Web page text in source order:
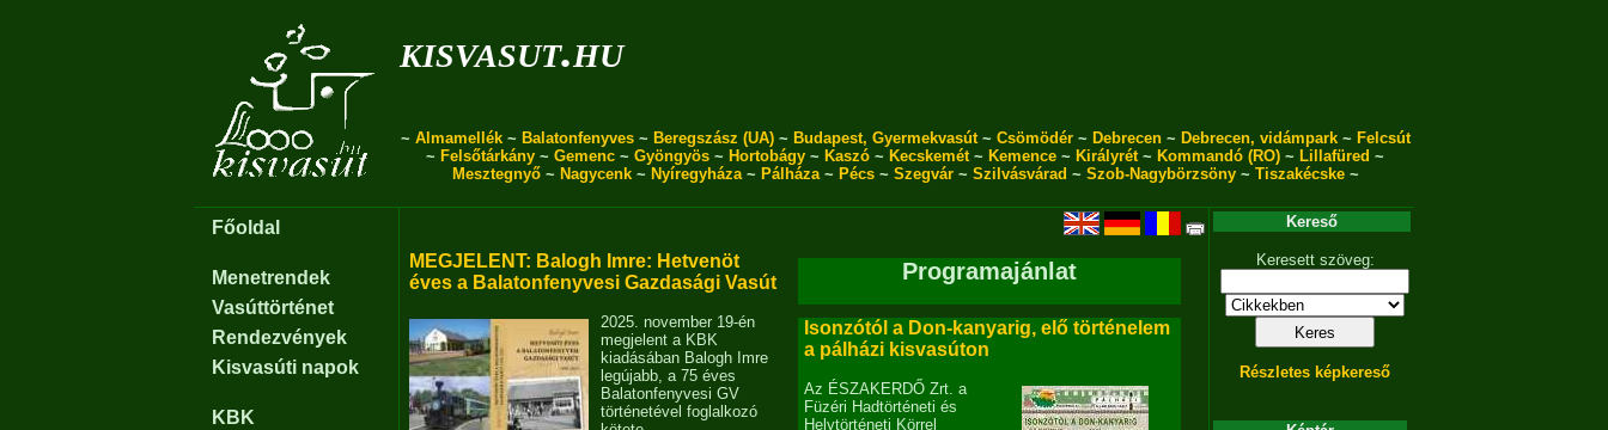
kisvasut.hu
~ Almamellék~ Balatonfenyves~ Beregszász (UA)~ Budapest, Gyermekvasút~ Csömödér~ Debrecen~ Debrecen, vidámpark~ Felcsút
~ Felsőtárkány ~ Gemenc ~ Gyöngyös ~ Hortobágy ~ Kaszó ~ Kecskemét~ Kemence ~ Királyrét~ Kommandó (RO) ~ Lillafüred ~
Mesztegnyő~ Nagycenk~ Nyíregyháza~ Pálháza~ Pécs~ Szegvár~ Szilvásvárad ~ Szob-Nagybörzsöny~ Tiszakécske~
Főoldal
Menetrendek
Vasúttörténet
Rendezvények
Kisvasúti napok
KBK
MEGJELENT: Balogh Imre: Hetvenöt
éves a Balatonfenyvesi Gazdasági Vasút
2025. november 19-én
megjelent a KBK
kiadásában Balogh Imre
legújabb, a 75 éves
Balatonfenyvesi GV
történetével foglalkozó
Programajánlat
Isonzótól a Don-kanyarig, elő történelem
a pálházi kisvasúton
Az ÉSZAKERDŐ Zrt. a
Füzéri Hadtörténeti és
Helytörténeti Körrel
Kereső
Keresett szöveg:
Részletes képkereső